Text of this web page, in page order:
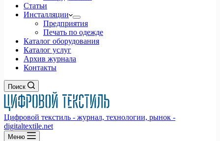
Статьи
Инсталляции
Предприятия
Печать по одежде
Каталог оборудования
Каталог услуг
Архив журнала
Контакты
Поиск
Цифровой текстиль - журнал, технологии, рынок -
digitaltextile.net
Меню